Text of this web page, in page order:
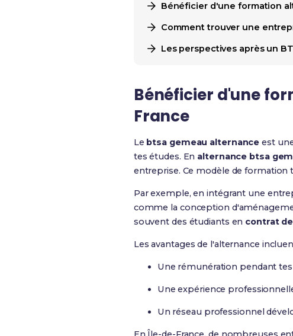
Bénéficier d'une formation
Comment trouver une
Les perspectives après un
Bénéficier d'une
France
Le btsa gemeau alternance est
tes études. En alternance btsa
entreprise. Ce modèle de
Par exemple, en intégrant une
comme la conception
souvent des étudiants en contrat
Les avantages de l'alternance
Une rémunération pendant
Une expérience
Un réseau professionnel